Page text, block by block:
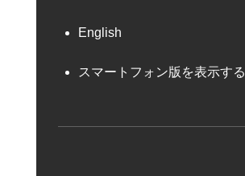
English
スマートフォン版を表示する